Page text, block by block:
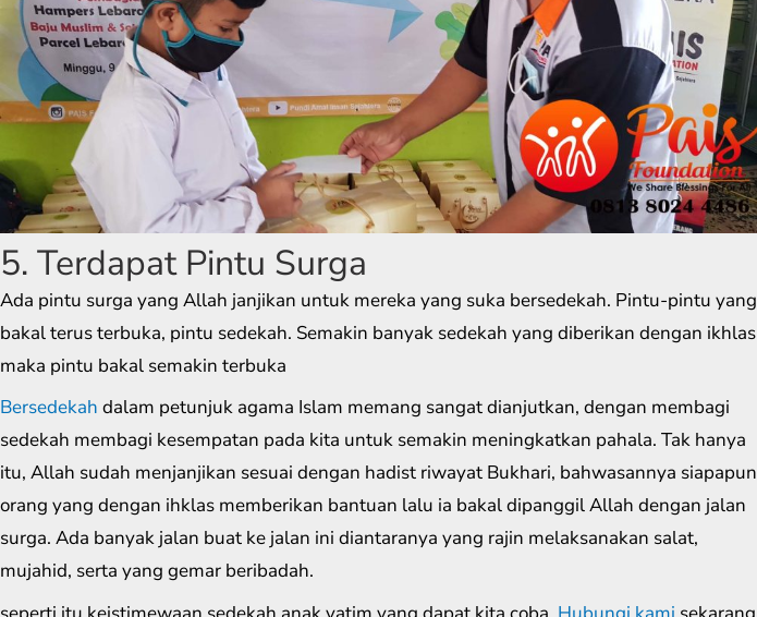
5. Terdapat Pintu Surga
Ada pintu surga yang Allah janjikan untuk mereka yang suka bersedekah. Pintu-pintu yang
bakal terus terbuka, pintu sedekah. Semakin banyak sedekah yang diberikan dengan ikhlas
maka pintu bakal semakin terbuka
Bersedekah dalam petunjuk agama Islam memang sangat dianjutkan, dengan membagi
sedekah membagi kesempatan pada kita untuk semakin meningkatkan pahala. Tak hanya
itu, Allah sudah menjanjikan sesuai dengan hadist riwayat Bukhari, bahwasannya siapapun
orang yang dengan ihklas memberikan bantuan lalu ia bakal dipanggil Allah dengan jalan
surga. Ada banyak jalan buat ke jalan ini diantaranya yang rajin melaksanakan salat,
mujahid, serta yang gemar beribadah.